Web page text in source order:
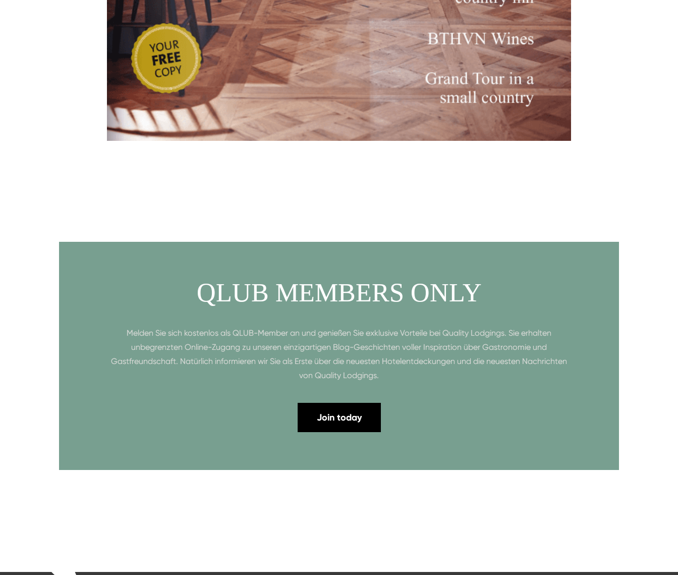
QLUB MEMBERS ONLY
Melden Sie sich kostenlos als QLUB-Member an und genießen Sie exklusive Vorteile bei Quality Lodgings. Sie erhalten
unbegrenzten Online-Zugang zu unseren einzigartigen Blog-Geschichten voller Inspiration über Gastronomie und
Gastfreundschaft. Natürlich informieren wir Sie als Erste über die neuesten Hotelentdeckungen und die neuesten Nachrichten
von Quality Lodgings.
Join today